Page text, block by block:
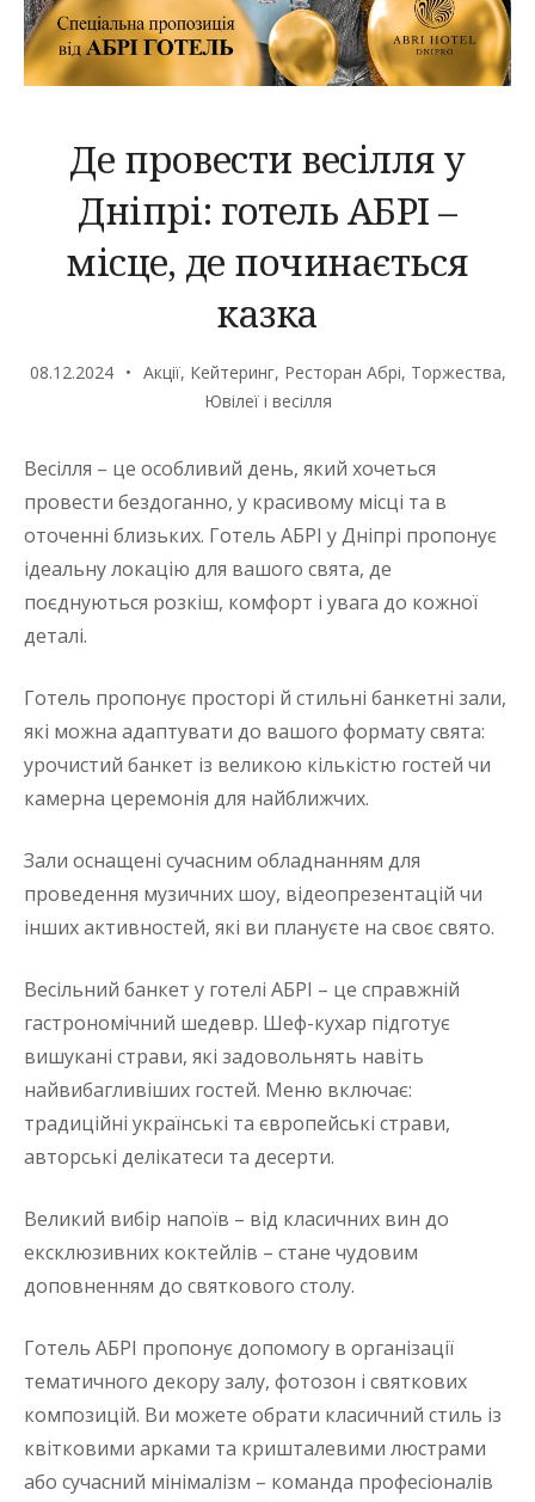
Де провести весілля у
Дніпрі: готель АБРІ –
місце, де починається
казка
08.12.2024 Акції, Кейтеринг, Ресторан Абрі, Торжества,
Ювілеї і весілля
Весілля – це особливий день, який хочеться
провести бездоганно, у красивому місці та в
оточенні близьких. Готель АБРІ у Дніпрі пропонує
ідеальну локацію для вашого свята, де
поєднуються розкіш, комфорт і увага до кожної
деталі.
Готель пропонує просторі й стильні банкетні зали,
які можна адаптувати до вашого формату свята:
урочистий банкет із великою кількістю гостей чи
камерна церемонія для найближчих.
Зали оснащені сучасним обладнанням для
проведення музичних шоу, відеопрезентацій чи
інших активностей, які ви плануєте на своє свято.
Весільний банкет у готелі АБРІ – це справжній
гастрономічний шедевр. Шеф-кухар підготує
вишукані страви, які задовольнять навіть
найвибагливіших гостей. Меню включає:
традиційні українські та європейські страви,
авторські делікатеси та десерти.
Великий вибір напоїв – від класичних вин до
ексклюзивних коктейлів – стане чудовим
доповненням до святкового столу.
Готель АБРІ пропонує допомогу в організації
тематичного декору залу, фотозон і святкових
композицій. Ви можете обрати класичний стиль із
квітковими арками та кришталевими люстрами
або сучасний мінімалізм – команда професіоналів